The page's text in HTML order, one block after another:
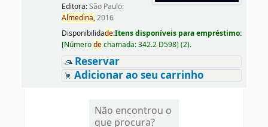
Editora:São Paulo:
Almedina,2016
Disponibilidade:Itens disponíveis para empréstimo:
[Númerodechamada:342.2 D598] (2).
Reservar
Adicionar ao seu carrinho
Não encontrou o
que procura?